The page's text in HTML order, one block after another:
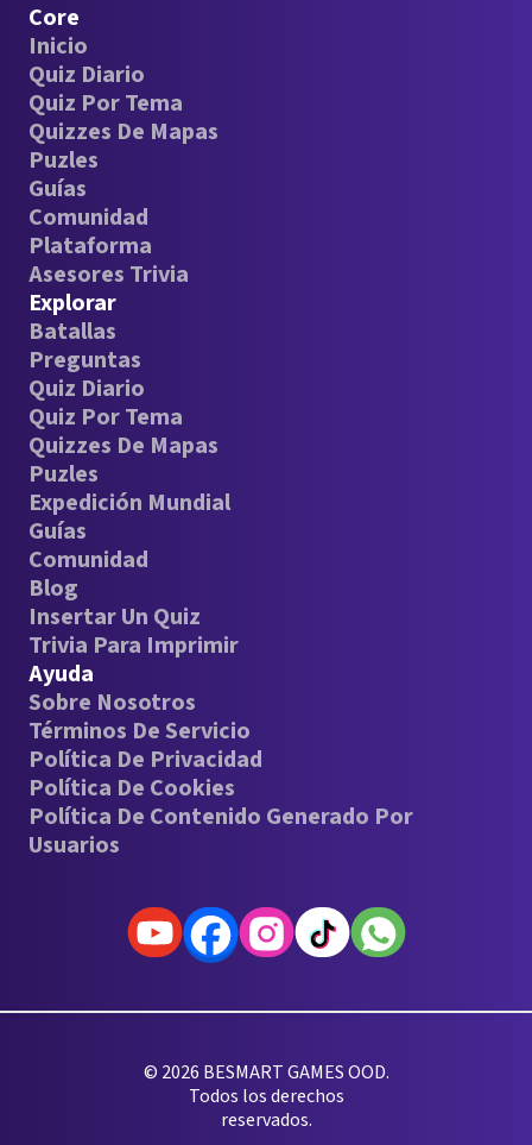
Core
Inicio
Quiz Diario
Quiz Por Tema
Quizzes De Mapas
Puzles
Guías
Comunidad
Plataforma
Asesores Trivia
Explorar
Batallas
Preguntas
Quiz Diario
Quiz Por Tema
Quizzes De Mapas
Puzles
Expedición Mundial
Guías
Comunidad
Blog
Insertar Un Quiz
Trivia Para Imprimir
Ayuda
Sobre Nosotros
Términos De Servicio
Política De Privacidad
Política De Cookies
Política De Contenido Generado Por
Usuarios
© 2026 BESMART GAMES OOD.
Todos los derechos
reservados.